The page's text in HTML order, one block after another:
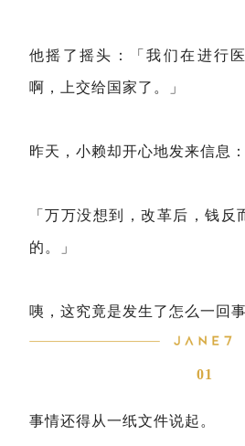
他摇了摇头：「我们在进行
啊，上交给国家了。」
昨天，小赖却开心地发来信息：
「万万没想到，改革后，钱反
的。」
咦，这究竟是发生了怎么一回
01
事情还得从一纸文件说起。